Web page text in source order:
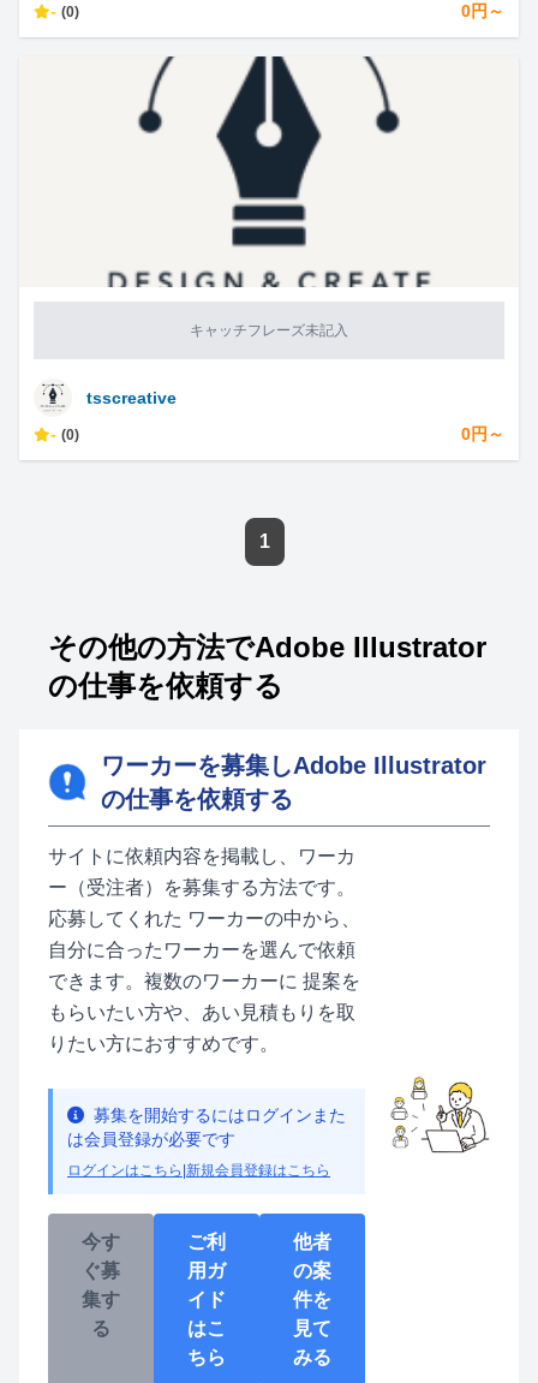
- (0) 0円～
キャッチフレーズ未記入
tsscreative
- (0) 0円～
1
その他の方法でAdobe Illustrator
の仕事を依頼する
ワーカーを募集しAdobe Illustrator
の仕事を依頼する
サイトに依頼内容を掲載し、ワーカ
ー（受注者）を募集する方法です。
応募してくれた ワーカーの中から、
自分に合ったワーカーを選んで依頼
できます。複数のワーカーに 提案を
もらいたい方や、あい見積もりを取
りたい方におすすめです。
募集を開始するにはログインまた
は会員登録が必要です
ログインはこちら 新規会員登録はこちら
今す
ぐ募
集す
る
ご利
用ガ
イド
はこ
ちら
他者
の案
件を
見て
みる